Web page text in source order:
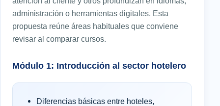
administración o herramientas digitales. Esta
propuesta reúne áreas habituales que conviene
revisar al comparar cursos.
Módulo 1: Introducción al sector hotelero
Diferencias básicas entre hoteles,